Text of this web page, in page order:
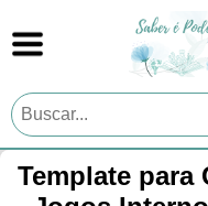
Template para